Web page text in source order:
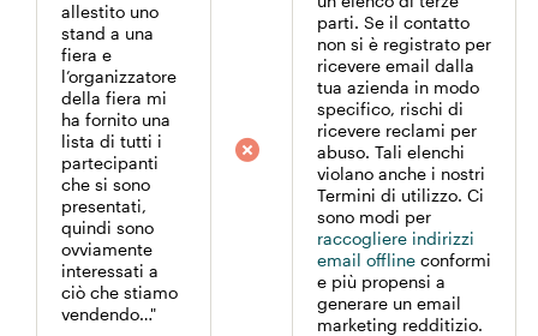
allestito uno
stand a una
fiera e
l’organizzatore
della fiera mi
ha fornito una
lista di tutti i
partecipanti
che si sono
presentati,
quindi sono
ovviamente
interessati a
ciò che stiamo
vendendo…"
parti. Se il contatto
non si è registrato per
ricevere email dalla
tua azienda in modo
specifico, rischi di
ricevere reclami per
abuso. Tali elenchi
violano anche i nostri
Termini di utilizzo. Ci
sono modi per
raccogliere indirizzi
email offline conformi
e più propensi a
generare un email
marketing redditizio.